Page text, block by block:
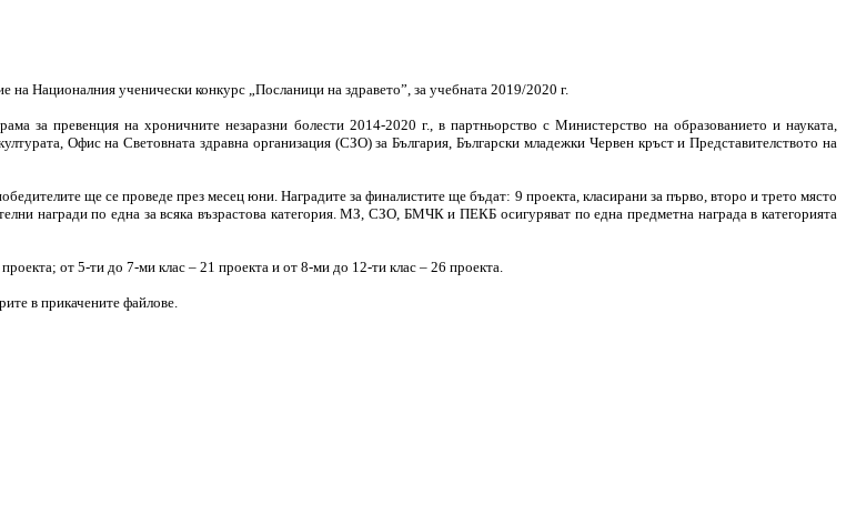
Националния ученически конкурс „Посланици на здравето”, за учебната 2019/2020 г.
за превенция на хроничните незаразни болести 2014-2020 г., в партньорство с Министерство на образованието и науката,
Офис на Световната здравна организация (СЗО) за България, Български младежки Червен кръст и Представителството на
ще се проведе през месец юни. Наградите за финалистите ще бъдат: 9 проекта, класирани за първо, второ и трето място
награди по една за всяка възрастова категория. МЗ, СЗО, БМЧК и ПЕКБ осигуряват по една предметна награда в категорията
от 5-ти до 7-ми клас – 21 проекта и от 8-ми до 12-ти клас – 26 проекта.
в прикачените файлове.